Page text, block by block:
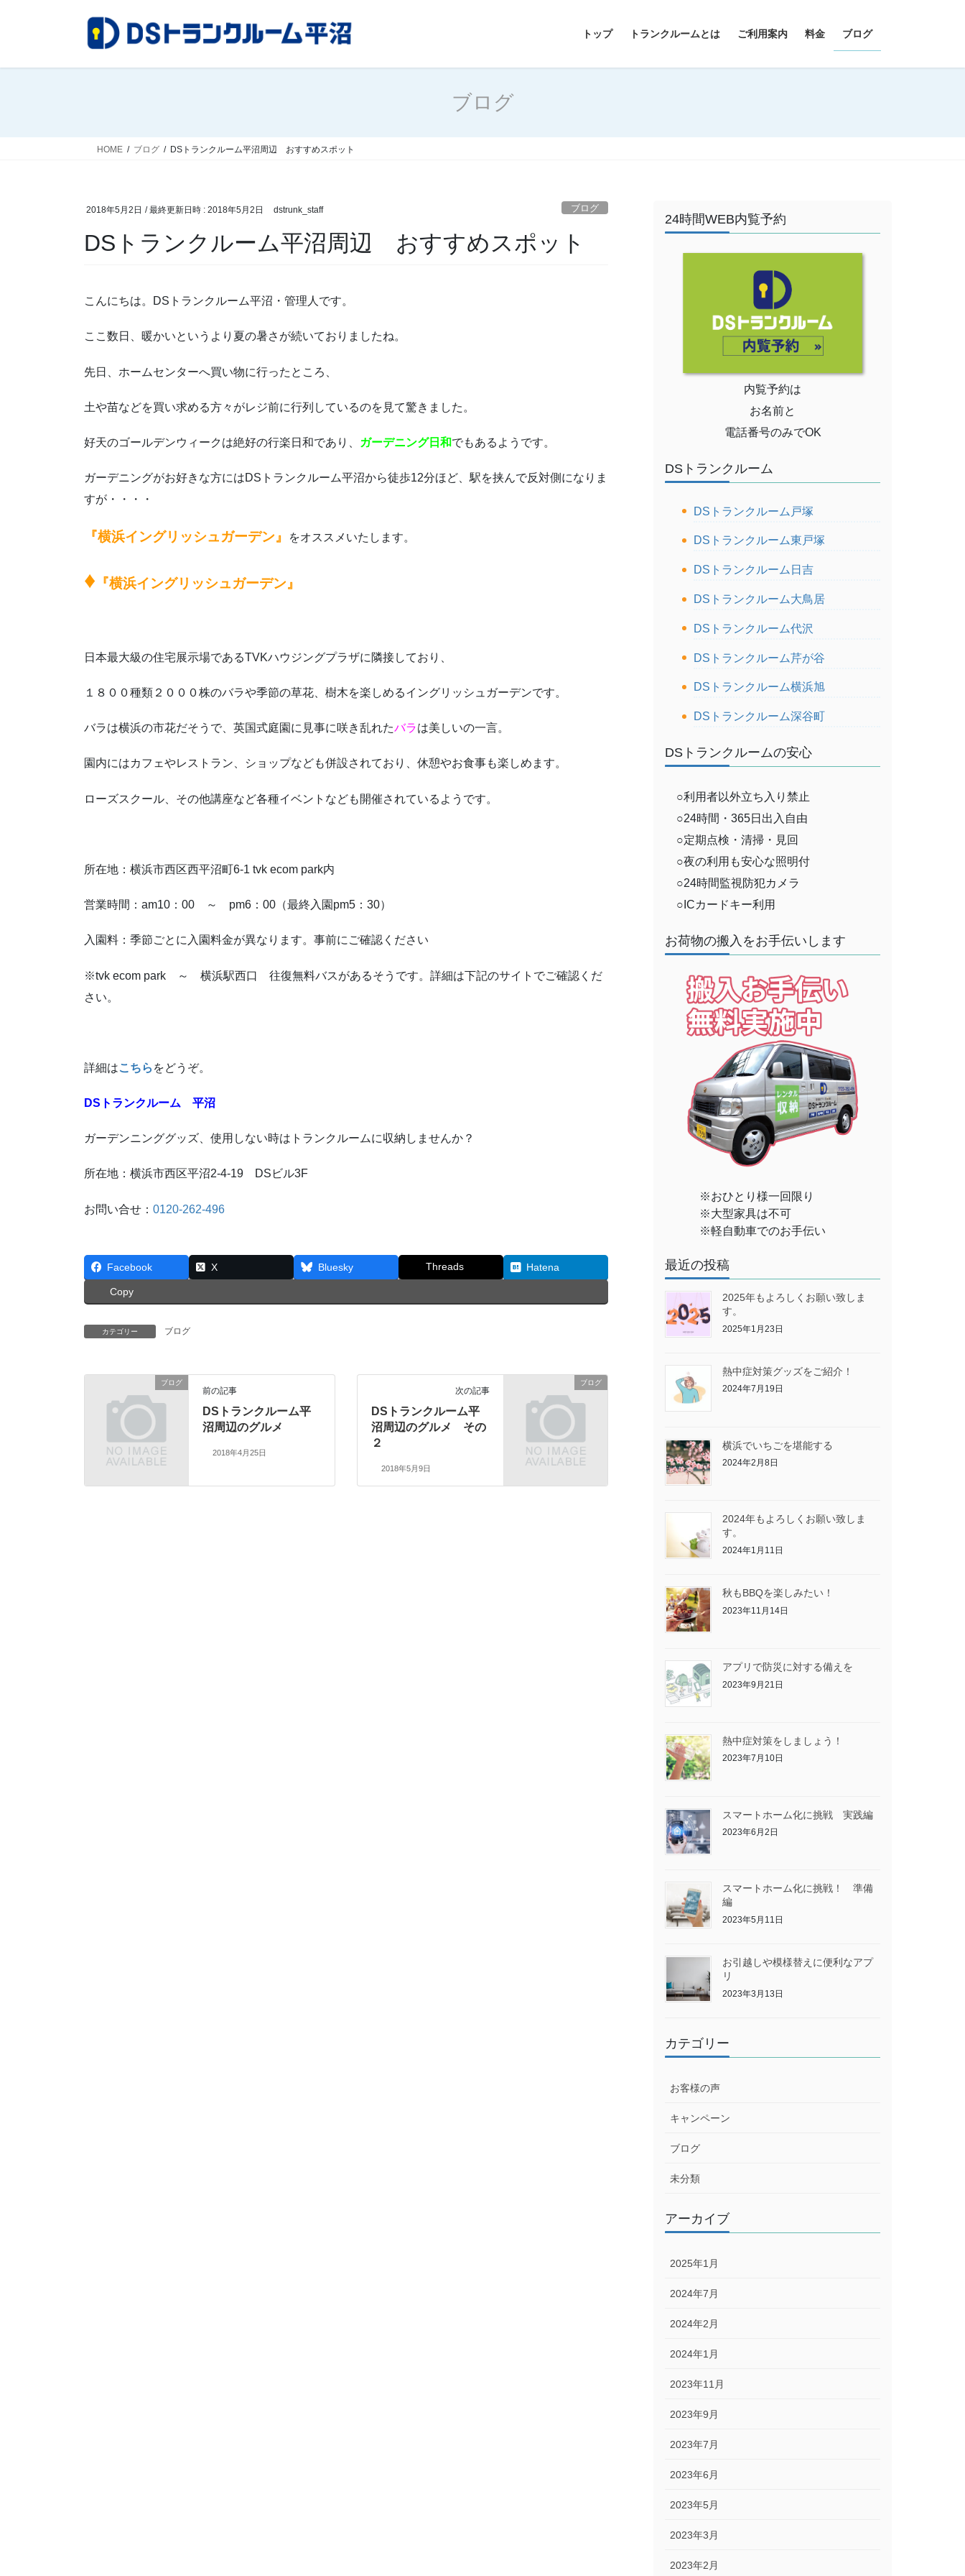
トップ トランクルームとは ご利用案内 料金 ブログ
ブログ
HOME ブログ DSトランクルーム平沼周辺 おすすめスポット
2018年5月2日 / 最終更新日時 : 2018年5月2日 dstrunk_staff ブログ
DSトランクルーム平沼周辺 おすすめスポット
こんにちは。DSトランクルーム平沼・管理人です。
ここ数日、暖かいというより夏の暑さが続いておりましたね。
先日、ホームセンターへ買い物に行ったところ、
土や苗などを買い求める方々がレジ前に行列しているのを見て驚きました。
好天のゴールデンウィークは絶好の行楽日和であり、 ガーデニング日和でもあるようです。
ガーデニングがお好きな方にはDSトランクルーム平沼から徒歩12分ほど、駅を挟んで反対側になりま
すが・・・・
『横浜イングリッシュガーデン』 をオススメいたします。
♦ 『横浜イングリッシュガーデン』
日本最大級の住宅展示場であるTVKハウジングプラザに隣接しており、
１８００種類２０００株のバラや季節の草花、樹木を楽しめるイングリッシュガーデンです。
バラは横浜の市花だそうで、英国式庭園に見事に咲き乱れたバラは美しいの一言。
園内にはカフェやレストラン、ショップなども併設されており、休憩やお食事も楽しめます。
ローズスクール、その他講座など各種イベントなども開催されているようです。
所在地：横浜市西区西平沼町6-1 tvk ecom park内
営業時間：am10：00 ～ pm6：00（最終入園pm5：30）
入園料：季節ごとに入園料金が異なります。事前にご確認ください
※tvk ecom park ～ 横浜駅西口 往復無料バスがあるそうです。詳細は下記のサイトでご確認くだ
さい。
詳細はこちら をどうぞ。
DSトランクルーム 平沼
ガーデンニンググッズ、使用しない時はトランクルームに収納しませんか？
所在地：横浜市西区平沼2-4-19 DSビル3F
お問い合せ： 0120-262-496
Facebook X Bluesky Threads Hatena
Copy
カテゴリー ブログ
ブログ
前の記事
DSトランクルーム平
沼周辺のグルメ
2018年4月25日
ブログ
次の記事
DSトランクルーム平
沼周辺のグルメ その
２
2018年5月9日
24時間WEB内覧予約
内覧予約は
お名前と
電話番号のみでOK
DSトランクルーム
DSトランクルーム戸塚
DSトランクルーム東戸塚
DSトランクルーム日吉
DSトランクルーム大鳥居
DSトランクルーム代沢
DSトランクルーム芹が谷
DSトランクルーム横浜旭
DSトランクルーム深谷町
DSトランクルームの安心
○利用者以外立ち入り禁止
○24時間・365日出入自由
○定期点検・清掃・見回
○夜の利用も安心な照明付
○24時間監視防犯カメラ
○ICカードキー利用
お荷物の搬入をお手伝いします
※おひとり様一回限り
※大型家具は不可
※軽自動車でのお手伝い
最近の投稿
2025年もよろしくお願い致しま
す。
2025年1月23日
熱中症対策グッズをご紹介！
2024年7月19日
横浜でいちごを堪能する
2024年2月8日
2024年もよろしくお願い致しま
す。
2024年1月11日
秋もBBQを楽しみたい！
2023年11月14日
アプリで防災に対する備えを
2023年9月21日
熱中症対策をしましょう！
2023年7月10日
スマートホーム化に挑戦 実践編
2023年6月2日
スマートホーム化に挑戦！ 準備
編
2023年5月11日
お引越しや模様替えに便利なアプ
リ
2023年3月13日
カテゴリー
お客様の声
キャンペーン
ブログ
未分類
アーカイブ
2025年1月
2024年7月
2024年2月
2024年1月
2023年11月
2023年9月
2023年7月
2023年6月
2023年5月
2023年3月
2023年2月